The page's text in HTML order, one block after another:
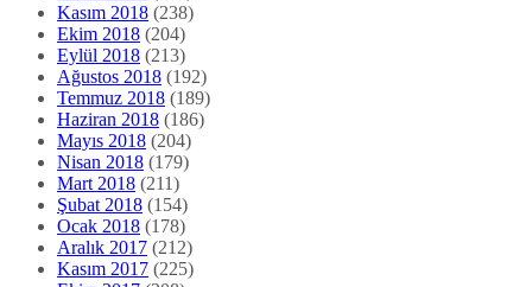
Kasım 2018 (238)
Ekim 2018 (204)
Eylül 2018 (213)
Ağustos 2018 (192)
Temmuz 2018 (189)
Haziran 2018 (186)
Mayıs 2018 (204)
Nisan 2018 (179)
Mart 2018 (211)
Şubat 2018 (154)
Ocak 2018 (178)
Aralık 2017 (212)
Kasım 2017 (225)